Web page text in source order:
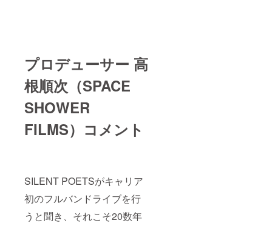
プロデューサー 高
根順次（SPACE
SHOWER
FILMS）コメント
SILENT POETSがキャリア
初のフルバンドライブを行
うと聞き、それこそ20数年